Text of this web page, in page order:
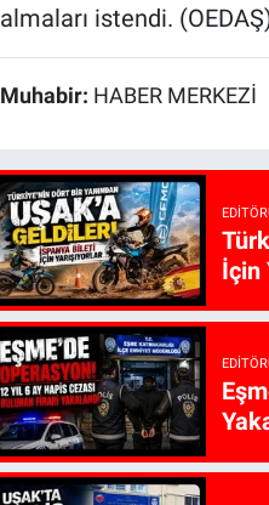
almaları istendi.
Muhabir: HABER MERKEZİ
İçin